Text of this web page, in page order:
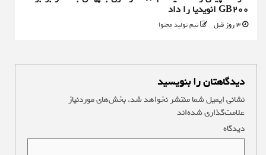
GB200 انویدیا را داد
تیم تولید محتوا
دیدگاهتان را بنویسید
نشانی ایمیل شما منتشر نخواهد شد.بخش‌های موردنیاز
علامت‌گذاری شده‌اند
دیدگاه